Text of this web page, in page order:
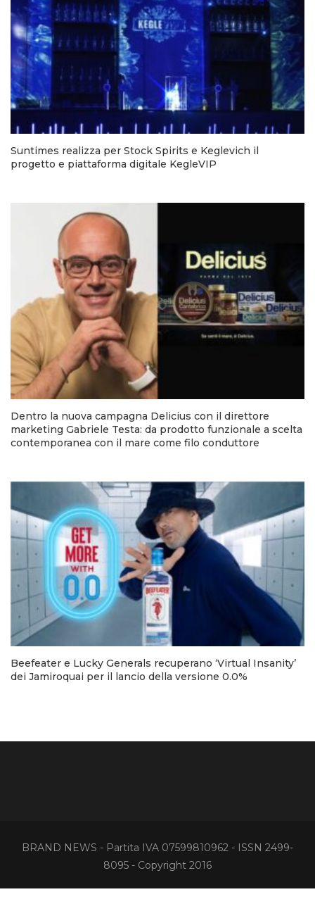
Suntimes realizza per Stock Spirits e Keglevich il
progetto e piattaforma digitale KegleVIP
Dentro la nuova campagna Delicius con il direttore
marketing Gabriele Testa: da prodotto funzionale a scelta
contemporanea con il mare come filo conduttore
Beefeater e Lucky Generals recuperano ‘Virtual Insanity’
dei Jamiroquai per il lancio della versione 0.0%
BRAND NEWS - Partita IVA 07599810962 - ISSN 2499-
8095 - Copyright 2016